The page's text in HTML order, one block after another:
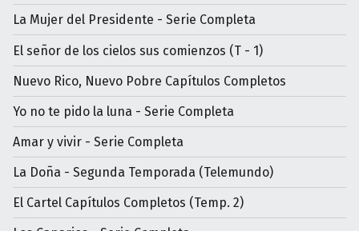
La Mujer del Presidente - Serie Completa
El señor de los cielos sus comienzos (T - 1)
Nuevo Rico, Nuevo Pobre Capítulos Completos
Yo no te pido la luna - Serie Completa
Amar y vivir - Serie Completa
La Doña - Segunda Temporada (Telemundo)
El Cartel Capítulos Completos (Temp. 2)